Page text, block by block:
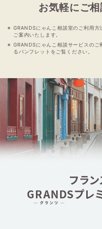
お気軽にご相
GRANDSにゃんこ相談室のご利用
ご案内いたします。
GRANDSにゃんこ相談サービスの
るパンフレットをご覧ください。